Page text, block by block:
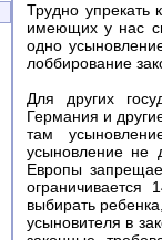
Трудно упрекать
имеющих у нас
одно
лоббирование
Для других
Германия и
там
усыновление не
Европы
выбирать
усыновителя в